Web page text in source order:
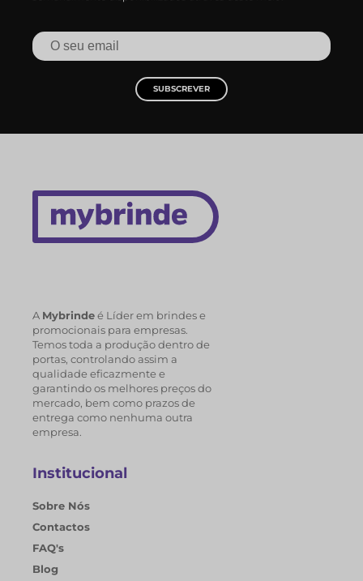
SUBSCREVER
A Mybrindeé Líder em brindes e
promocionais para empresas.
Temos toda a produção dentro de
portas, controlando assim a
qualidade eficazmente e
garantindo os melhores preços do
mercado, bem como prazos de
entrega como nenhuma outra
empresa.
Institucional
Sobre Nós
Contactos
FAQ's
Blog